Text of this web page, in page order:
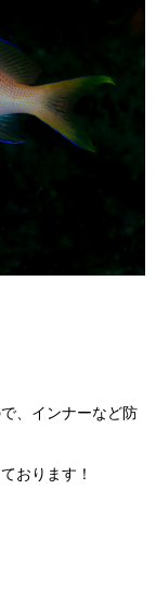
、インナーなど防
おります！